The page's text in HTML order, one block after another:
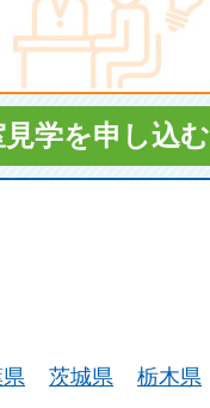
学を申し込む
茨城県 栃木県